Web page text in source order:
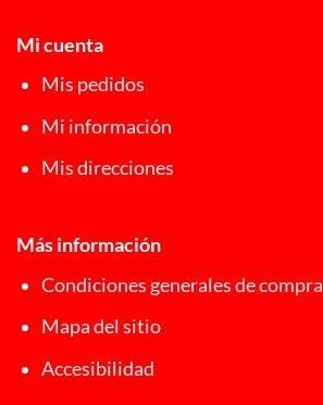
Mi cuenta
Mis pedidos
Mi información
Mis direcciones
Más información
Condiciones generales de compra
Mapa del sitio
Accesibilidad